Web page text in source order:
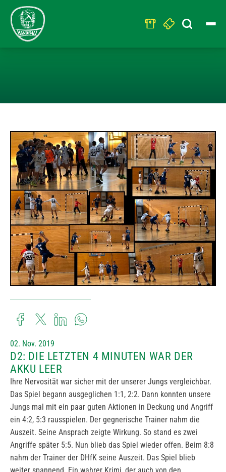
Search
for:
02. Nov. 2019
D2: DIE LETZTEN 4 MINUTEN WAR DER
AKKU LEER
Ihre Nervosität war sicher mit der unserer Jungs vergleichbar.
Das Spiel begann ausgeglichen 1:1, 2:2. Dann konnten unsere
Jungs mal mit ein paar guten Aktionen in Deckung und Angriff
ein 4:2, 5:3 rausspielen. Der gegnerische Trainer nahm die
Auszeit. Seine Ansprach zeigte Wirkung. So stand es zwei
Angriffe später 5:5. Nun blieb das Spiel wieder offen. Beim 8:8
nahm der Trainer der DHfK seine Auszeit. Das Spiel blieb